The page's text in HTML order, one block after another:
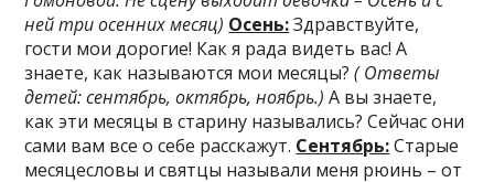
ней три осенних месяц) Осень:Здравствуйте,
гости мои дорогие! Как я рада видеть вас! А
знаете, как называются мои месяцы?( Ответы
детей: сентябрь, октябрь, ноябрь.) А вы знаете,
как эти месяцы в старину назывались? Сейчас они
сами вам все о себе расскажут. Сентябрь:Старые
месяцесловы и святцы называли меня рюинь – от